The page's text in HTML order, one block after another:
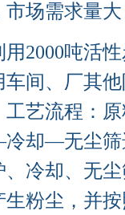
场需求量
吨活性
间、厂其
艺流程：
却—无尘
冷却、无
粉尘，并